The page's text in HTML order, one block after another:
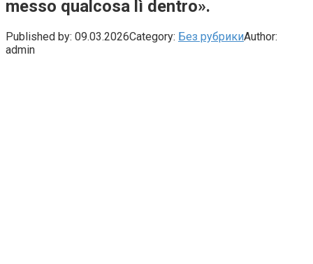
messo qualcosa lì dentro».
Published by: 09.03.2026Category: Без рубрикиAuthor:
admin